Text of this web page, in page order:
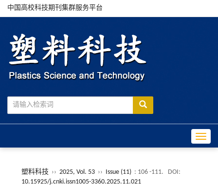
中国高校科技期刊集群服务平台
塑料科技 ›› 2025, Vol. 53 ›› Issue (11) : 106 -111.
DOI:
10.15925/j.cnki.issn1005-3360.2025.11.021